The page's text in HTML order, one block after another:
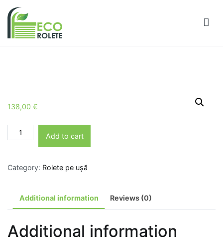
conținut
138,00 €
Roleta
exterioară
ușa.
quantity
Add to cart
Category: Rolete pe ușă
Additional information Reviews (0)
Additional information